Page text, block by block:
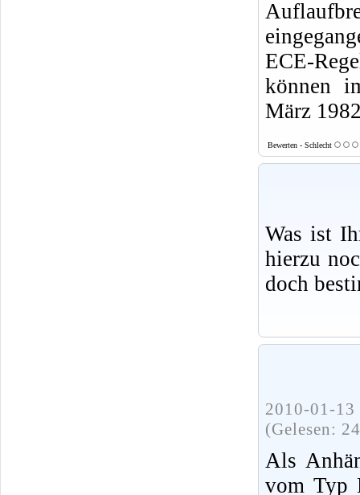
ECE-
können
März
Bewerten - Schlecht
Was ist
hierzu
doch
2010-01-
(Gelesen:
Als
vom Typ